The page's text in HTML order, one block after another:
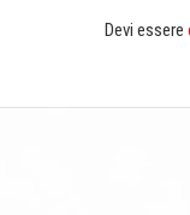
Devi essere